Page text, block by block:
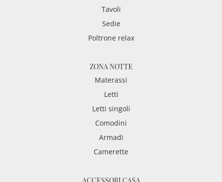
Tavoli
Sedie
Poltrone relax
ZONA NOTTE
Materassi
Letti
Letti singoli
Comodini
Armadi
Camerette